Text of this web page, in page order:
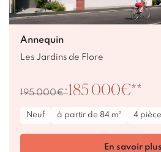
Annequin
Les Jardins de Flore
195 000€*185 000€**
Neuf à partir de 84 m² 4
En savoir plus